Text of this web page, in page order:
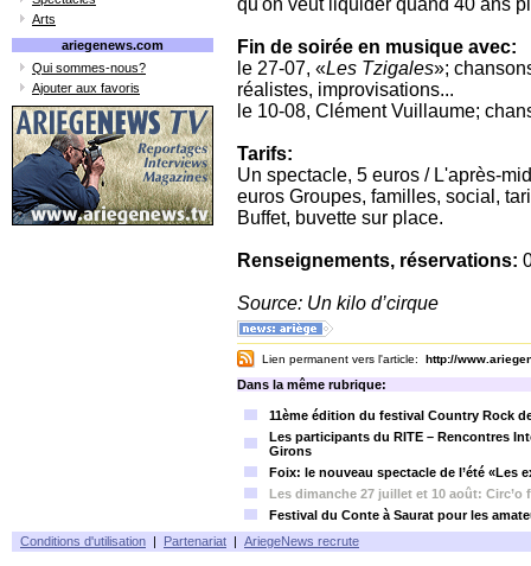
Arts
ariegenews.com
Qui sommes-nous?
Ajouter aux favoris
qu'on veut liquider quand 40 ans
Fin de soirée en musique avec:
le 27-07, «Les Tzigales»;
réalistes, improvisations...
le 10-08, Clément Vuillaume;
Tarifs:
Un spectacle, 5 euros / L'après-
euros Groupes, familles, social,
Buffet, buvette sur place.
Renseignements, réservations:
Source: Un kilo d’cirque
Lien permanent vers l'article: http://
Dans la même rubrique:
11ème édition du festival Country Rock
Les participants du RITE – Rencontres
Girons
Foix: le nouveau spectacle de l’été «Les
Les dimanche 27 juillet et 10 août: Circ’o
Festival du Conte à Saurat pour les
Conditions d'utilisation | Partenariat | AriegeNews recrute